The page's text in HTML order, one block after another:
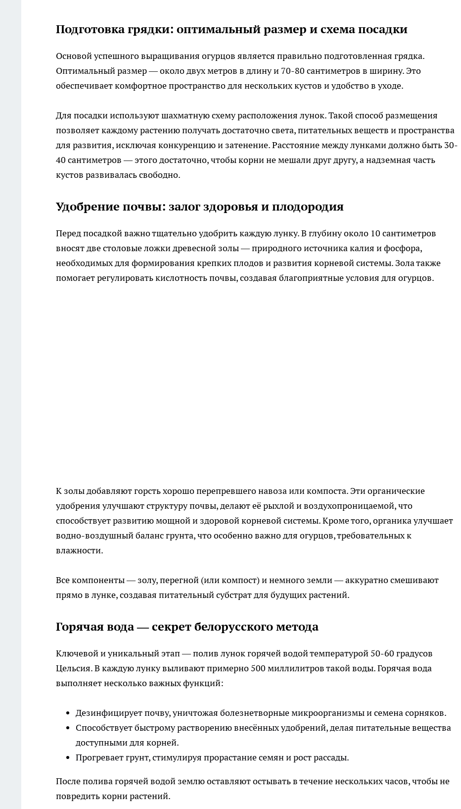
Подготовка грядки: оптимальный размер и схема посадки
Основой успешного выращивания огурцов является правильно подготовленная грядка.
Оптимальный размер — около двух метров в длину и 70-80 сантиметров в ширину. Это
обеспечивает комфортное пространство для нескольких кустов и удобство в уходе.
Для посадки используют шахматную схему расположения лунок. Такой способ размещения
позволяет каждому растению получать достаточно света, питательных веществ и пространства
для развития, исключая конкуренцию и затенение. Расстояние между лунками должно быть 30-
40 сантиметров — этого достаточно, чтобы корни не мешали друг другу, а надземная часть
кустов развивалась свободно.
Удобрение почвы: залог здоровья и плодородия
Перед посадкой важно тщательно удобрить каждую лунку. В глубину около 10 сантиметров
вносят две столовые ложки древесной золы — природного источника калия и фосфора,
необходимых для формирования крепких плодов и развития корневой системы. Зола также
помогает регулировать кислотность почвы, создавая благоприятные условия для огурцов.
К золы добавляют горсть хорошо перепревшего навоза или компоста. Эти органические
удобрения улучшают структуру почвы, делают её рыхлой и воздухопроницаемой, что
способствует развитию мощной и здоровой корневой системы. Кроме того, органика улучшает
водно-воздушный баланс грунта, что особенно важно для огурцов, требовательных к
влажности.
Все компоненты — золу, перегной (или компост) и немного земли — аккуратно смешивают
прямо в лунке, создавая питательный субстрат для будущих растений.
Горячая вода — секрет белорусского метода
Ключевой и уникальный этап — полив лунок горячей водой температурой 50-60 градусов
Цельсия. В каждую лунку выливают примерно 500 миллилитров такой воды. Горячая вода
выполняет несколько важных функций:
Дезинфицирует почву, уничтожая болезнетворные микроорганизмы и семена сорняков.
Способствует быстрому растворению внесённых удобрений, делая питательные вещества
доступными для корней.
Прогревает грунт, стимулируя прорастание семян и рост рассады.
После полива горячей водой землю оставляют остывать в течение нескольких часов, чтобы не
повредить корни растений.